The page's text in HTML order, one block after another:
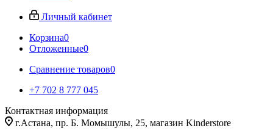
Личный кабинет
Корзина0
Отложенные0
Сравнение товаров0
+7 702 8 777 045
Контактная информация
г.Астана, пр. Б. Момышулы, 25, магазин Kinderstore